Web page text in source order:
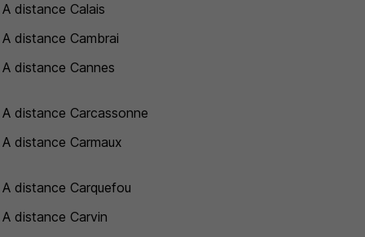
A distance Calais
A distance Cambrai
A distance Cannes
A distance Carcassonne
A distance Carmaux
A distance Carquefou
A distance Carvin